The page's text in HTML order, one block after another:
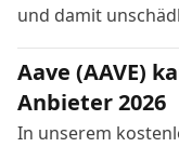
und damit
Aave (AAVE)
Anbieter 2026
In unserem